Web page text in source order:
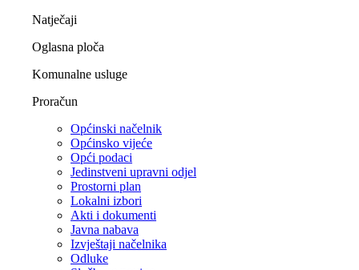
Natječaji
Oglasna ploča
Komunalne usluge
Proračun
Općinski načelnik
Općinsko vijeće
Opći podaci
Jedinstveni upravni odjel
Prostorni plan
Lokalni izbori
Akti i dokumenti
Javna nabava
Izvještaji načelnika
Odluke